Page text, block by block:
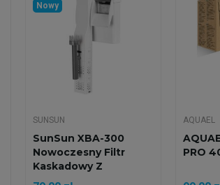
Nowy
SUNSUN
SunSun XBA-300
Nowoczesny Filtr
Kaskadowy Z
Prefiltrem...
AQUAEL
PRO